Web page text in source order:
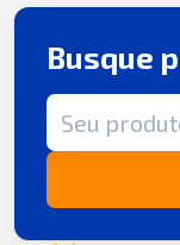
Busque
Termo de busca